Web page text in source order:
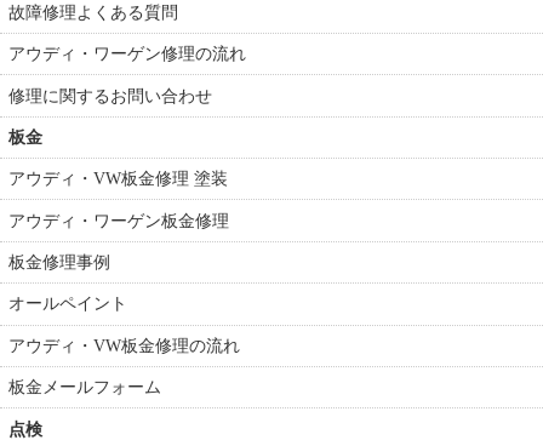
故障修理よくある質問
アウディ・ワーゲン修理の流れ
修理に関するお問い合わせ
板金
アウディ・VW板金修理 塗装
アウディ・ワーゲン板金修理
板金修理事例
オールペイント
アウディ・VW板金修理の流れ
板金メールフォーム
点検